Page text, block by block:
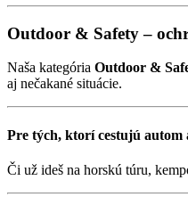
Outdoor & Safety –
Naša kategória Outdoor &
aj nečakané situácie.
Pre tých, ktorí cestujú autom
Či už ideš na horskú túru,